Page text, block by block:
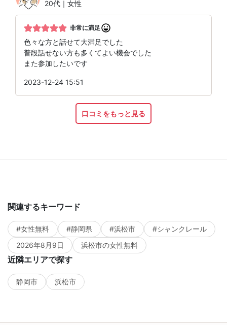
20代｜女性
非常に満足
色々な方と話せて大満足でした
普段話せない方も多くてよい機会でした
また参加したいです
2023-12-24 15:51
口コミをもっと見る
関連するキーワード
#女性無料 #静岡県 #浜松市
#シャンクレール
2026年8月9日
浜松市の女性無料
近隣エリアで探す
静岡市 浜松市